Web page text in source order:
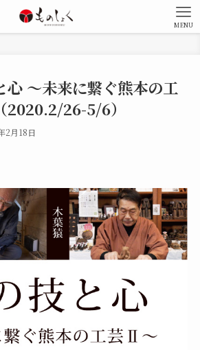
MENU
心 ～未来に繋ぐ熊本の工
26-5/6）
2月18日